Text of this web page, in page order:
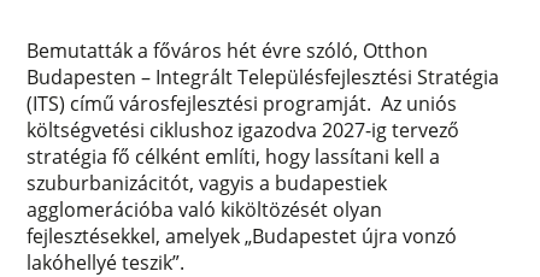
Bemutatták a főváros hét évre szóló, Otthon
Budapesten – Integrált Településfejlesztési Stratégia
(ITS) című városfejlesztési programját. Az uniós
költségvetési ciklushoz igazodva 2027-ig tervező
stratégia fő célként említi, hogy lassítani kell a
szuburbanizácitót, vagyis a budapestiek
agglomerációba való kiköltözését olyan
fejlesztésekkel, amelyek „Budapestet újra vonzó
lakóhellyé teszik”.